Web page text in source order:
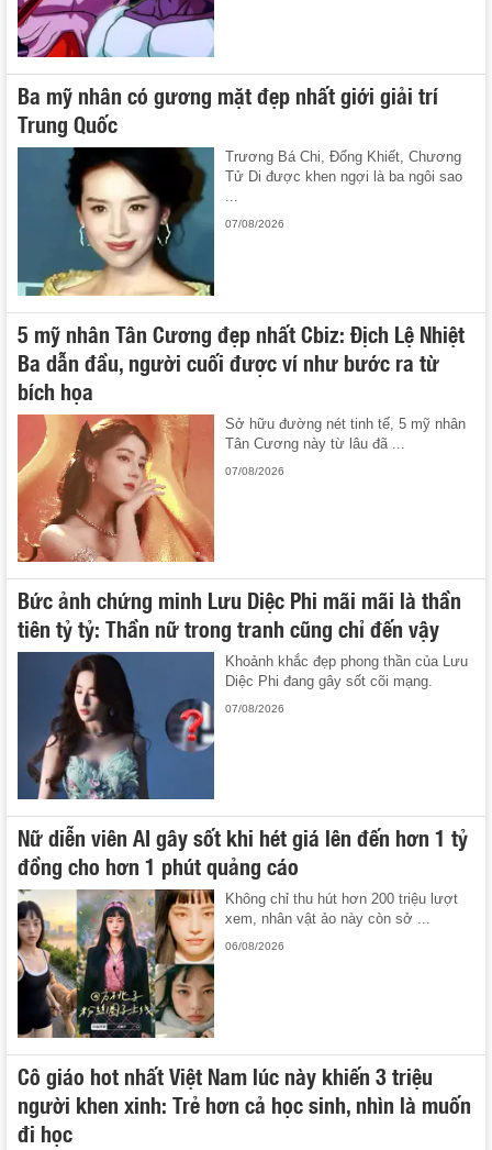
Ba mỹ nhân có gương mặt đẹp nhất giới giải trí
Trung Quốc
Trương Bá Chi, Đổng Khiết, Chương
Tử Di được khen ngợi là ba ngôi sao
...
07/08/2026
5 mỹ nhân Tân Cương đẹp nhất Cbiz: Địch Lệ Nhiệt
Ba dẫn đầu, người cuối được ví như bước ra từ
bích họa
Sở hữu đường nét tinh tế, 5 mỹ nhân
Tân Cương này từ lâu đã ...
07/08/2026
Bức ảnh chứng minh Lưu Diệc Phi mãi mãi là thần
tiên tỷ tỷ: Thần nữ trong tranh cũng chỉ đến vậy
Khoảnh khắc đẹp phong thần của Lưu
Diệc Phi đang gây sốt cõi mạng.
07/08/2026
Nữ diễn viên AI gây sốt khi hét giá lên đến hơn 1 tỷ
đồng cho hơn 1 phút quảng cáo
Không chỉ thu hút hơn 200 triệu lượt
xem, nhân vật ảo này còn sở ...
06/08/2026
Cô giáo hot nhất Việt Nam lúc này khiến 3 triệu
người khen xinh: Trẻ hơn cả học sinh, nhìn là muốn
đi học